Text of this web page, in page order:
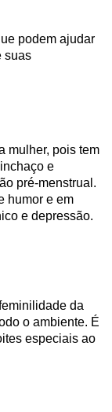
podem ajudar
suas
mulher, pois tem
e
pré-menstrual.
humor e em
e depressão.
da
o ambiente. É
especiais ao